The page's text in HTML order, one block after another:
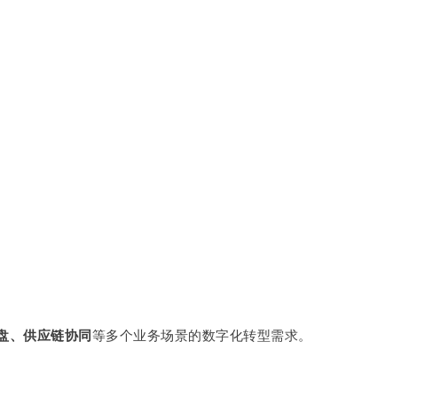
、供应链协同 等多个业务场景的数字化转型需求。